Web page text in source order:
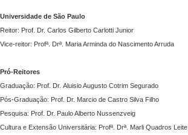
Universidade de São Paulo
Reitor: Prof. Dr. Carlos Gilberto Carlotti Junior
Vice-reitor: Profª. Drª. Maria Arminda do Nascimento Arruda
Pró-Reitores
Graduação: Prof. Dr. Aluisio Augusto Cotrim Segurado
Pós-Graduação: Prof. Dr. Marcio de Castro Silva Filho
Pesquisa: Prof. Dr. Paulo Alberto Nussenzveig
Cultura e Extensão Universitária: Profª. Drª. Marli Quadros Leite